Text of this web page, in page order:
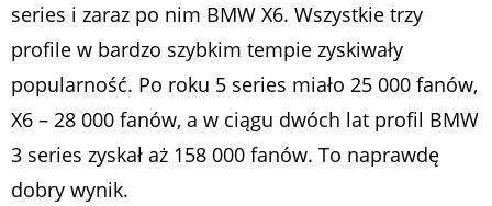
series i zaraz po nim BMW X6. Wszystkie trzy
profile w bardzo szybkim tempie zyskiwały
popularność. Po roku 5 series miało 25 000 fanów,
X6 – 28 000 fanów, a w ciągu dwóch lat profil BMW
3 series zyskał aż 158 000 fanów. To naprawdę
dobry wynik.